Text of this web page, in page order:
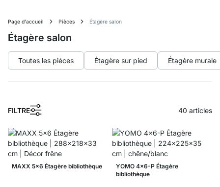
Page d'accueil Pièces Étagère salon
Étagère salon
Toutes les pièces Étagère sur pied Étagère murale
FILTRE
1
40 articles
MAXX 5x6 Étagère bibliothèque
YOMO 4x6-P Étagère
bibliothèque